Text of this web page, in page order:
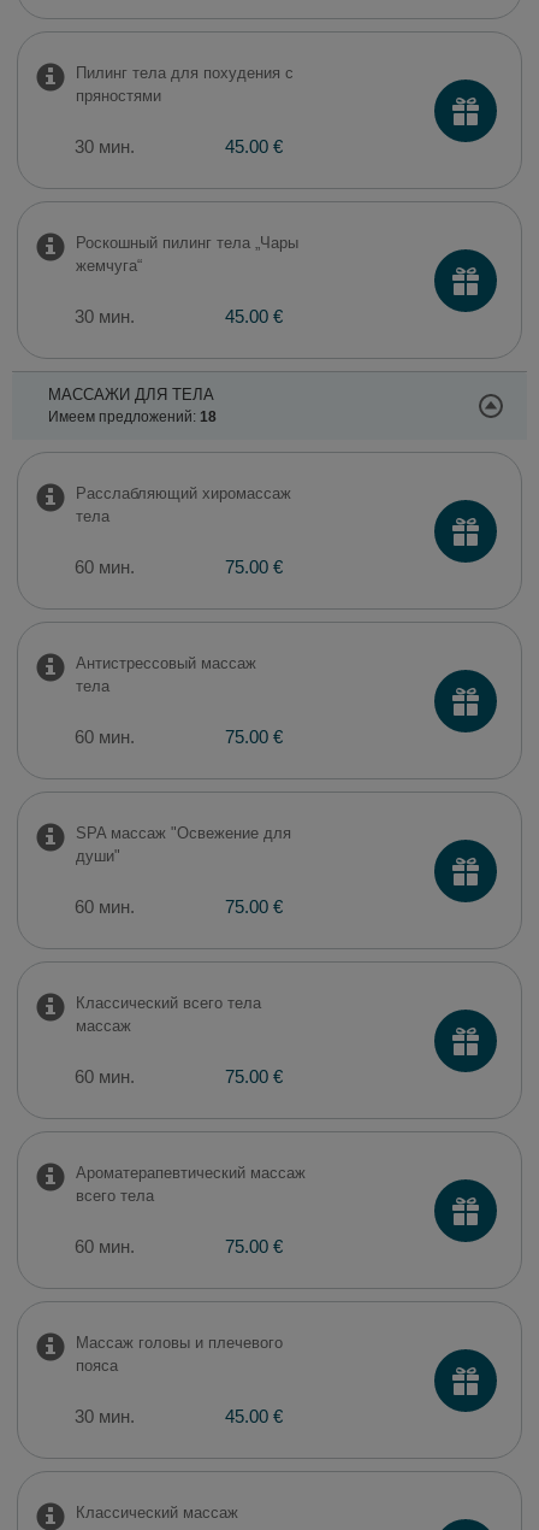
Пилинг тела для похудения с
пряностями
30 мин. 45.00 €
Роскошный пилинг тела „Чары
жемчуга“
30 мин. 45.00 €
МАССАЖИ ДЛЯ ТЕЛА
Имеем предложений: 18
Расслабляющий хиромассаж
тела
60 мин. 75.00 €
Антистрессовый массаж
тела
60 мин. 75.00 €
SPA массаж "Oсвежение для
души"
60 мин. 75.00 €
Классический всего тела
массаж
60 мин. 75.00 €
Ароматерапевтический массаж
всего тела
60 мин. 75.00 €
Массаж головы и плечевого
пояса
30 мин. 45.00 €
Классический массаж